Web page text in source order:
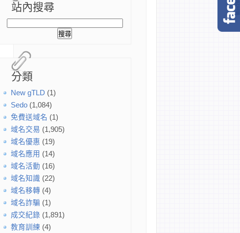
站內搜尋
分類
New gTLD (1)
Sedo (1,084)
免費送域名 (1)
域名交易 (1,905)
域名優惠 (19)
域名應用 (14)
域名活動 (16)
域名知識 (22)
域名移轉 (4)
域名詐騙 (1)
成交紀錄 (1,891)
教育訓練 (4)